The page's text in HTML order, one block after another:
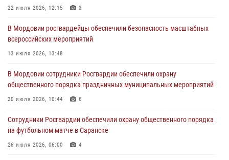
04 августа 2026, 11:13
Сотрудники Росгвардии Мордовии стали призерами
республиканских соревнований по служебному шестиборью
04 августа 2026, 08:27
В Саранске росгвардейцы пресекли нарушение правопорядка:
«отдых» на лавочке закончился в отделе полиции
04 августа 2026, 07:06
В Саранске сотрудники Росгвардии задержали гражданина за
нанесение побоев
03 августа 2026, 08:58
22 июля 2026, 12:15 3
В Мордовии росгвардейцы обеспечили безопасность масштабных
всероссийских мероприятий
13 июля 2026, 13:48
В Мордовии сотрудники Росгвардии обеспечили охрану
общественного порядка праздничных муниципальных мероприятий
20 июля 2026, 10:44 6
Сотрудники Росгвардии обеспечили охрану общественного порядка
на футбольном матче в Саранске
26 июля 2026, 06:00 4